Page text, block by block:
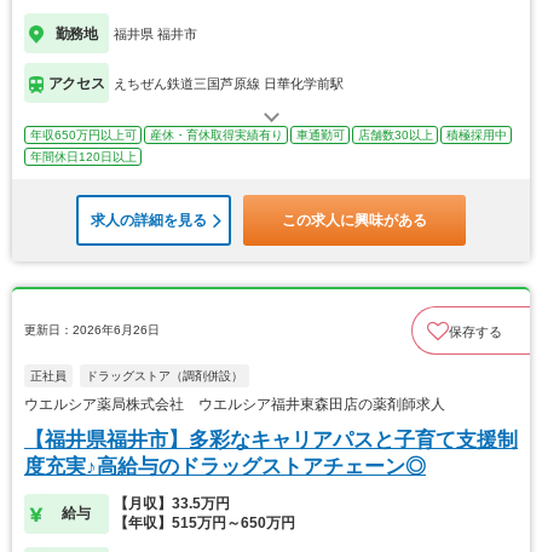
勤務地 福井県 福井市
アクセス えちぜん鉄道三国芦原線 日華化学前駅
年収650万円以上可 産休・育休取得実績有り 車通勤可 店舗数30以上
積極採用中
年間休日120日以上
求人の詳細を見る この求人に興味がある
更新日：2026年6月26日 保存する
正社員 ドラッグストア（調剤併設）
ウエルシア薬局株式会社 ウエルシア福井東森田店の薬剤師求人
【福井県福井市】多彩なキャリアパスと子育て支援制
度充実♪高給与のドラッグストアチェーン◎
給与
【月収】33.5万円
【年収】515万円～650万円